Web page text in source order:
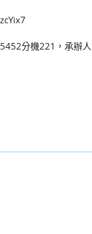
分機221，承辦人